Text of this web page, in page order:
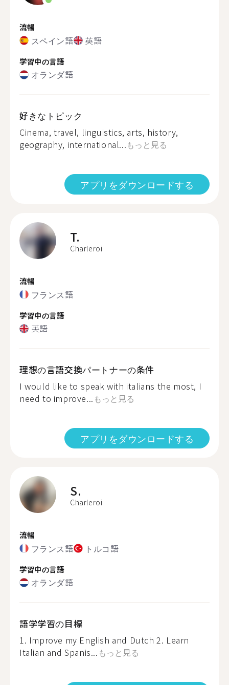
流暢
スペイン語 英語
学習中の言語
オランダ語
好きなトピック
Cinema, travel, linguistics, arts, history,
geography, international...もっと見る
アプリをダウンロードする
T.
Charleroi
流暢
フランス語
学習中の言語
英語
理想の言語交換パートナーの条件
I would like to speak with italians the most, I
need to improve... もっと見る
アプリをダウンロードする
S.
Charleroi
流暢
フランス語 トルコ語
学習中の言語
オランダ語
語学学習の目標
1. Improve my English and Dutch 2. Learn
Italian and Spanis... もっと見る